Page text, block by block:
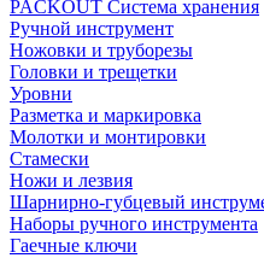
PACKOUT Система хранения
Ручной инструмент
Ножовки и труборезы
Головки и трещетки
Уровни
Разметка и маркировка
Молотки и монтировки
Стамески
Ножи и лезвия
Шарнирно-губцевый
Наборы ручного инструмента
Гаечные ключи